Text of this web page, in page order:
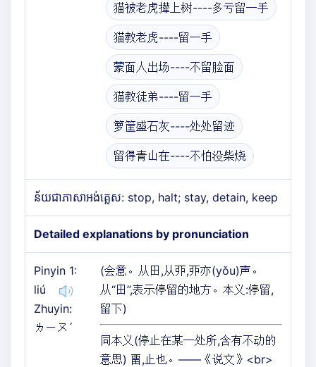
猫被老虎撵上树----多亏留一手
猫教老虎----留一手
蒙面人出场----不留脸面
猫教徒弟----留一手
箩筐盛石灰----处处留迹
留得青山在----不怕没柴烧
ន័យជាភាសាអង់គ្លេស: stop, halt; stay, detain, keep
Detailed explanations by pronunciation
Pinyin 1:
liú
Zhuyin:
ㄌㄧㄡˊ
(会意。从田,从丣,丣亦(yǒu)声。
从“田”,表示停留的地方。本义:停留,
留下)
同本义(停止在某一处所,含有不动的
意思) 畱,止也。——《说文》<br>